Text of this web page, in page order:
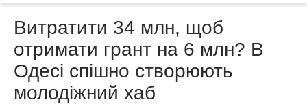
Витратити 34 млн, щоб
отримати грант на 6 млн? В
Одесі спішно створюють
молодіжний хаб